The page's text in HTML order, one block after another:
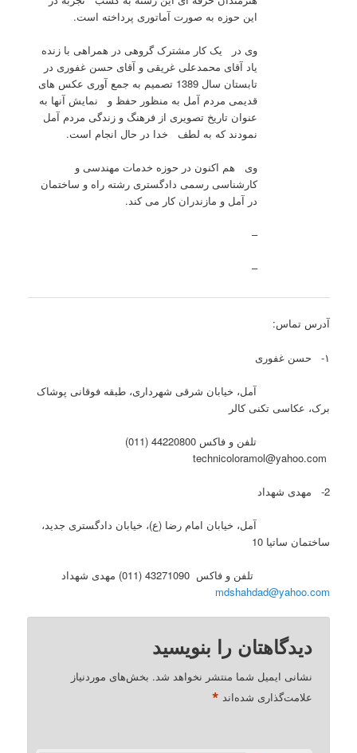
این حوزه به صورت آماتوری پرداخته است.
وی در یک کار مشترک گروهی در همراهی با زنده
یاد آقای محمدعلی غریقی و آقای حسن غفوری در
تابستان سال 1389 تصمیم به جمع آوری عکس های
قدیمی مردم آمل به منظور حفظ و نمایش آنها به
عنوان تاریخ تصویری از فرهنگ و زندگی مردم آمل
نمودند که به لطف خدا در حال انجام است.
وی هم اکنون در حوزه خدمات مهندسی و
کارشناسی رسمی دادگستری رشته راه و ساختمان
در آمل و مازندران کار می کند.
–
–
آدرس تماس:
۱- حسن غفوری
آمل، خیابان شرقی شهرداری، طبقه فوقانی پوشاک
برک، عکاسی تکنی کالر
تلفن و فاکس 44220800 (011)
2- مهدی شهداد
آمل، خیابان امام رضا (ع)، خیابان دادگستری جدید،
ساختمان ساتیا 10
تلفن و فاکس 43271090 (011) مهدی شهداد
mdshahdad@yahoo.com
دیدگاهتان را بنویسید
نشانی ایمیل شما منتشر نخواهد شد. بخش‌های موردنیاز
علامت‌گذاری شده‌اند *